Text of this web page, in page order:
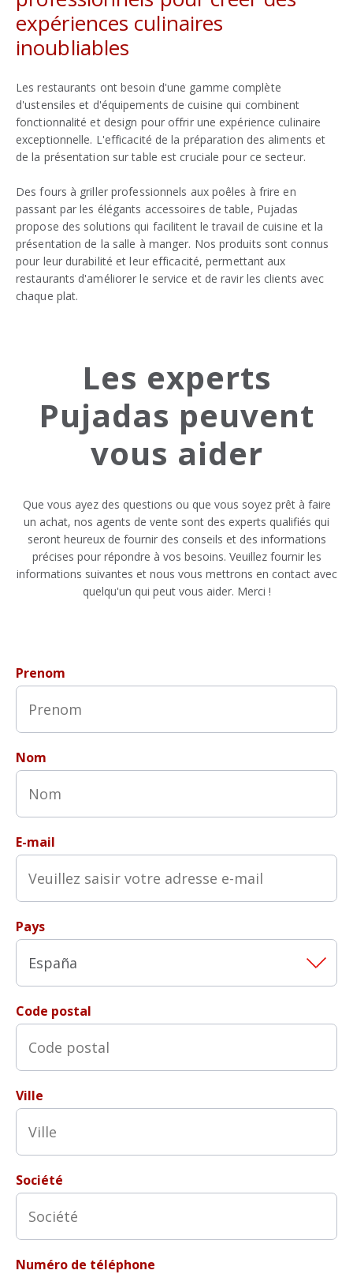
expériences culinaires
inoubliables
Les restaurants ont besoin d'une gamme complète
d'ustensiles et d'équipements de cuisine qui combinent
fonctionnalité et design pour offrir une expérience culinaire
exceptionnelle. L'efficacité de la préparation des aliments et
de la présentation sur table est cruciale pour ce secteur.
Des fours à griller professionnels aux poêles à frire en
passant par les élégants accessoires de table, Pujadas
propose des solutions qui facilitent le travail de cuisine et la
présentation de la salle à manger. Nos produits sont connus
pour leur durabilité et leur efficacité, permettant aux
restaurants d'améliorer le service et de ravir les clients avec
chaque plat.
Les experts
Pujadas peuvent
vous aider
Que vous ayez des questions ou que vous soyez prêt à faire
un achat, nos agents de vente sont des experts qualifiés qui
seront heureux de fournir des conseils et des informations
précises pour répondre à vos besoins. Veuillez fournir les
informations suivantes et nous vous mettrons en contact avec
quelqu'un qui peut vous aider. Merci !
Prenom
Nom
E-mail
Pays
Code postal
Ville
Société
Numéro de téléphone